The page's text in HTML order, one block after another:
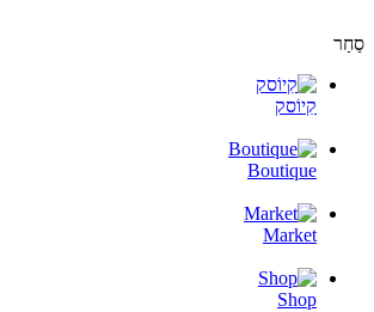
סַחַר
קִיוֹסק
Boutique
Market
Shop